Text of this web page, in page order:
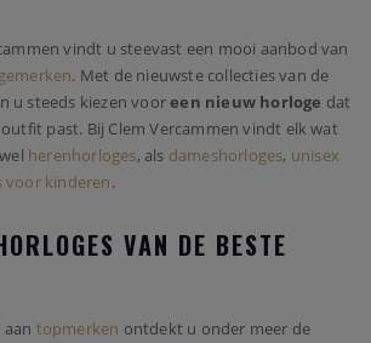
vindt u steevast een mooi aanbod van
. Met de nieuwste collecties van de
u steeds kiezen vooreen nieuw horloge dat
past. Bij Clem Vercammen vindt elk wat
herenhorloges, als dameshorloges, unisex
voor kinderen.
VAN DE BESTE
topmerken ontdekt u onder meer de